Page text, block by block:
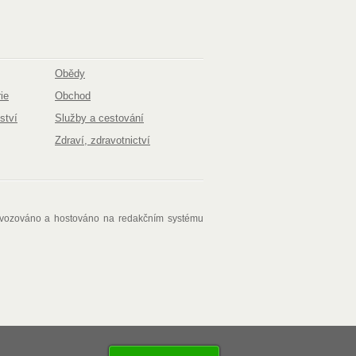
Obědy
Obchod
Služby a cestování
Zdraví, zdravotnictví
a hostováno na redakčním systému